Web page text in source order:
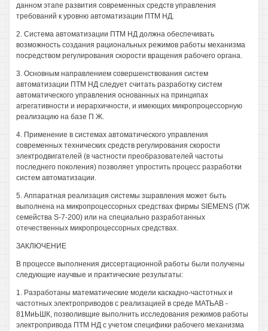
данном этапе развития современных средств управления
требований к уровню автоматизации ПТМ НД.
2. Система автоматизации ПТМ НД должна обеспечивать
возможность создания рациональных режимов работы механизма
посредством регулирования скорости вращения рабочего органа.
3. Основным направлением совершенствования систем
автоматизации ПТМ НД следует считать разработку систем
автоматического управления основанных на принципах
агрегативности и иерархичности, и имеющих микропроцессорную
реализацию на базе П Ж.
4. Применение в системах автоматического управления
современных технических средств регулирования скорости
электродвигателей (в частности преобразователей частоты
последнего поколения) позволяет упростить процесс разработки
систем автоматизации.
5. Аппаратная реализация системы зшравления может быть
выполнена на микропроцессорных средствах фирмы SIEMENS (ПЖ
семейства S-7-200) или на специально разработанных
отечественных микропроцессорных средствах.
ЗАКЛЮЧЕНИЕ
В процессе выполнения диссертационной работы были получены
следующие иаучвые и практические результаты:
1. Разработаны математические модели каскадно-частотных и
частотных электроприводов с реализацией в среде МАТЬАВ -
81МиЬШК, позволивщие выполнить исследования режимов работы
электропривода ПТМ НД с учетом специфики рабочего механизма